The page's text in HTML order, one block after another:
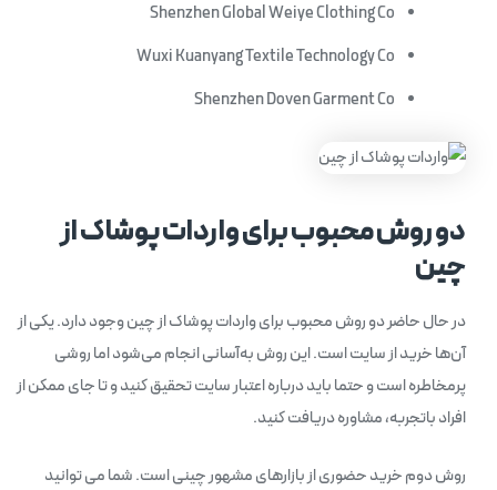
Shenzhen Global Weiye Clothing Co
Wuxi Kuanyang Textile Technology Co
Shenzhen Doven Garment Co
دو روش محبوب برای واردات پوشاک از
چین
در حال حاضر دو روش محبوب برای واردات پوشاک از چین وجود دارد. یکی از
آن‌ها خرید از سایت است. این روش به‌آسانی انجام می‌شود اما روشی
پرمخاطره است و حتما باید درباره اعتبار سایت تحقیق کنید و تا جای ممکن از
افراد باتجربه، مشاوره دریافت کنید.
روش دوم خرید حضوری از بازارهای مشهور چینی است. شما می توانید